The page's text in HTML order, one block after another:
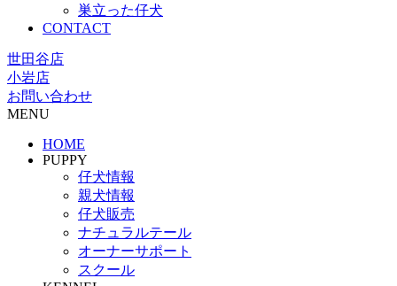
巣立った仔犬
CONTACT
世田谷店
小岩店
お問い合わせ
MENU
HOME
PUPPY
仔犬情報
親犬情報
仔犬販売
ナチュラルテール
オーナーサポート
スクール